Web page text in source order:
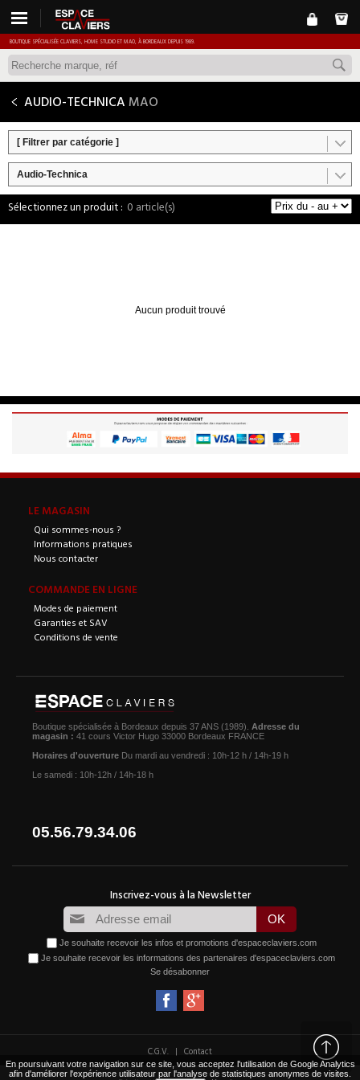
BOUTIQUE SPÉCIALISÉE CLAVIERS, HOME STUDIO ET MAO, À BORDEAUX DEPUIS 1989.
AUDIO-TECHNICA MAO
[ Filtrer par catégorie ]
Audio-Technica
0 article(s)
Aucun produit trouvé
LE MAGASIN
Qui sommes-nous ?
Informations pratiques
Nous contacter
COMMANDE EN LIGNE
Modes de paiement
Garanties et SAV
Conditions de vente
Boutique spécialisée à Bordeaux depuis 37 ANS (1989). Adresse du
magasin : 41 cours Victor Hugo 33000 Bordeaux FRANCE
Horaires d'ouverture Du mardi au vendredi : 10h-12 h / 14h-19 h
Le samedi : 10h-12h / 14h-18 h
05.56.79.34.06
Je souhaite recevoir les infos et promotions d'espaceclaviers.com
Je souhaite recevoir les informations des partenaires d'espaceclaviers.com
Se désabonner
C.G.V. | Contact
En poursuivant votre navigation sur ce site, vous acceptez l'utilisation de Google Analytics
afin d'améliorer l'expérience utilisateur par l'analyse de statistiques anonymes de visites.